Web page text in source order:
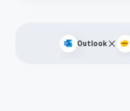
Outlook×